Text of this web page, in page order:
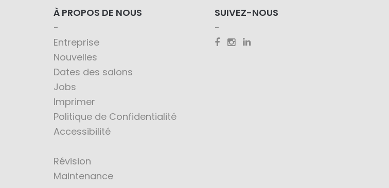
À PROPOS DE NOUS
Entreprise
Nouvelles
Dates des salons
Jobs
Imprimer
Politique de Confidentialité
Accessibilité
Révision
Maintenance
SUIVEZ-NOUS